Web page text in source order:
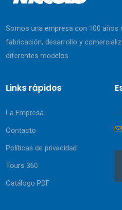
Somos una empresa con 100 años
fabricación, desarrollo y
diferentes modelos.
Links rápidos
La Empresa
Contacto
Políticas de privacidad
Tours 360
Catálogo PDF